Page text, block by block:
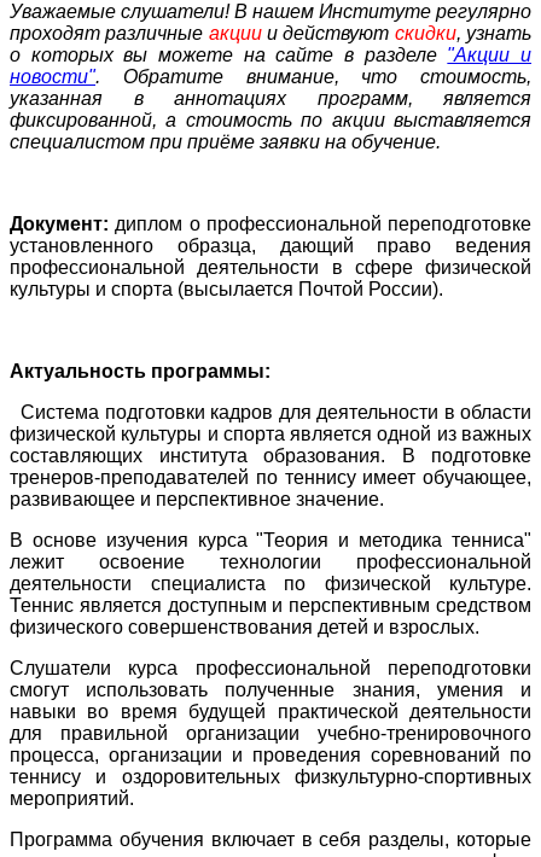
Уважаемые слушатели! В нашем Институте регулярно
проходят различные акциии действуют скидки, узнать
о которых вы можете на сайте в разделе "Акции и
новости". Обратите внимание, что стоимость,
указанная в аннотациях программ, является
фиксированной, а стоимость по акции выставляется
специалистом при приёме заявки на обучение.
Документ: диплом о профессиональной переподготовке
установленного образца, дающий право ведения
профессиональной деятельности в сфере физической
культуры и спорта (высылается Почтой России).
Актуальность программы:
Система подготовки кадров для деятельности в области
физической культуры и спорта является одной из важных
составляющих института образования. В подготовке
тренеров-преподавателей по теннису имеет обучающее,
развивающее и перспективное значение.
В основе изучения курса "Теория и методика тенниса"
лежит освоение технологии профессиональной
деятельности специалиста по физической культуре.
Теннис является доступным и перспективным средством
физического совершенствования детей и взрослых.
Слушатели курса профессиональной переподготовки
смогут использовать полученные знания, умения и
навыки во время будущей практической деятельности
для правильной организации учебно-тренировочного
процесса, организации и проведения соревнований по
теннису и оздоровительных физкультурно-спортивных
мероприятий.
Программа обучения включает в себя разделы, которые